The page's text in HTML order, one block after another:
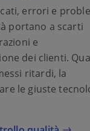
errori e
portano a scarti
e
dei clienti.
ritardi, la
le giuste